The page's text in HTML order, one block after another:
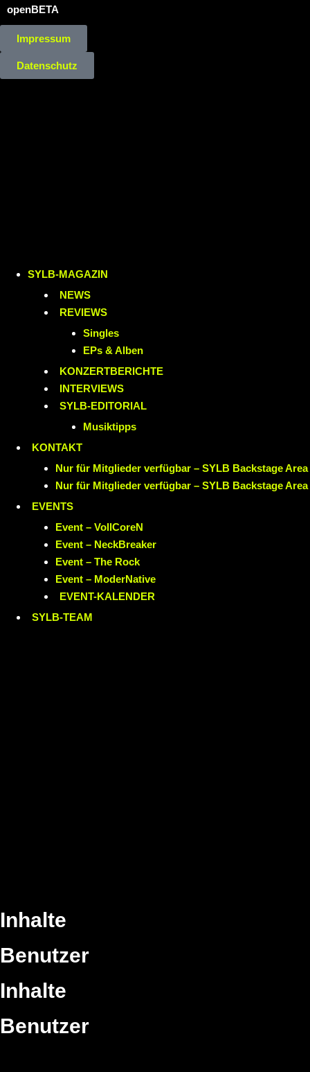
openBETA
Impressum
Datenschutz
SYLB-MAGAZIN
NEWS
REVIEWS
Singles
EPs & Alben
KONZERTBERICHTE
INTERVIEWS
SYLB-EDITORIAL
Musiktipps
KONTAKT
Nur für Mitglieder verfügbar – SYLB Backstage Area
Nur für Mitglieder verfügbar – SYLB Backstage Area
EVENTS
Event – VollCoreN
Event – NeckBreaker
Event – The Rock
Event – ModerNative
EVENT-KALENDER
SYLB-TEAM
Inhalte
Benutzer
Inhalte
Benutzer